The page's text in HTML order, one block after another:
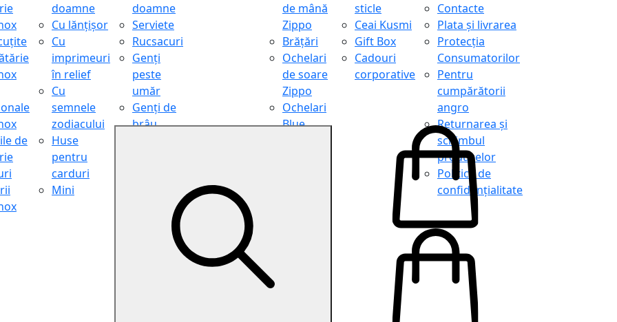
de
doamne
Cu lănțișor
Cu
imprimeuri
în relief
Cu
semnele
zodiacului
Huse
pentru
carduri
Mini
doamne
Serviete
Rucsacuri
Genți
peste
umăr
Genți de
brâu
cosmetice
de mână
Zippo
Brățări
Ochelari
de soare
Zippo
Ochelari
Blue
sticle
Ceai Kusmi
Gift Box
Cadouri
corporative
Contacte
Plata și livrarea
Protecţia
Consumatorilor
Pentru
cumpărătorii
angro
Returnarea și
schimbul
produselor
Politica de
confidențialitate